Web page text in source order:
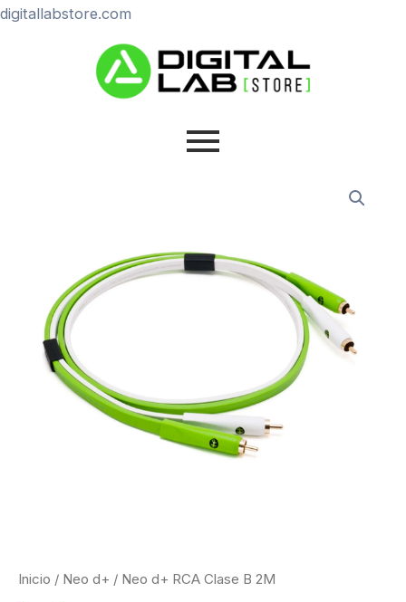
digitallabstore.com
al
contenido
Inicio / Neo d+ / Neo d+ RCA Clase B 2M